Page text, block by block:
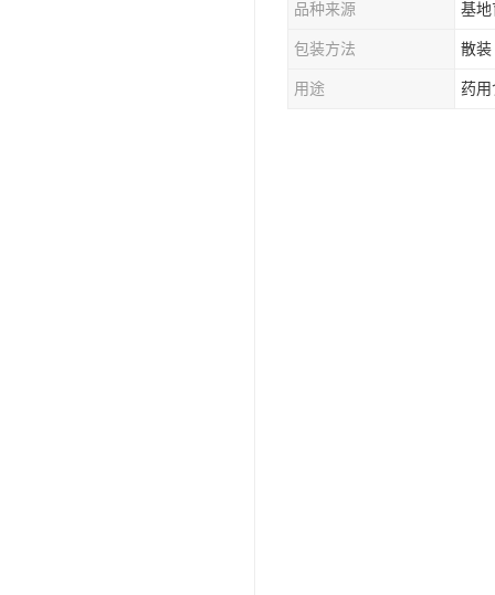
品种来源 基地
包装方法 散装
用途 药